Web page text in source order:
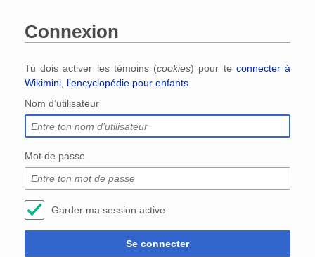
Connexion
Tu dois activer les témoins (cookies) pour te connecter à
Wikimini, l’encyclopédie pour enfants.
Nom d’utilisateur
Mot de passe
Garder ma session active
Se connecter